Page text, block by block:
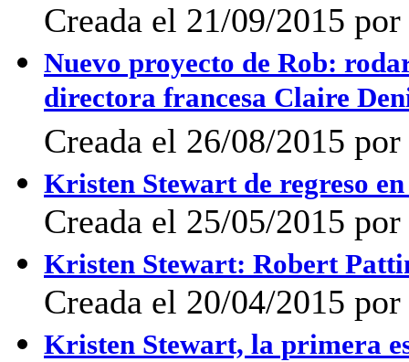
Creada el 21/09/2015
Nuevo proyecto de Rob:
directora francesa Claire
Creada el 26/08/2015
Kristen Stewart de regreso
Creada el 25/05/2015
Kristen Stewart: Robert
Creada el 20/04/2015
Kristen Stewart, la primera